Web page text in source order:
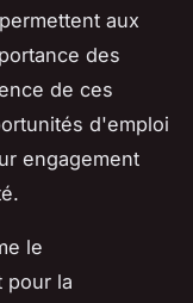
aux
des
de ces
d'emploi
engagement
le
pour la